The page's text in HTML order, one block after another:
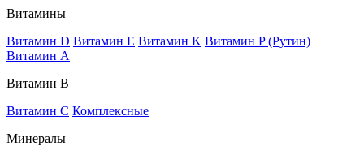
Витамины
Витамин D Витамин E Витамин K Витамин P (Рутин)
Витамин А
Витамин В
Витамин C Комплексные
Минералы